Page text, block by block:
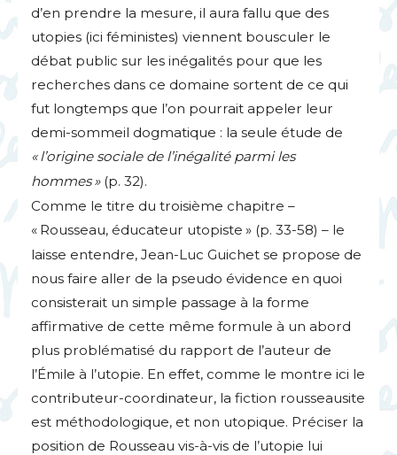
d’en prendre la mesure, il aura fallu que des
utopies (ici féministes) viennent bousculer le
débat public sur les inégalités pour que les
recherches dans ce domaine sortent de ce qui
fut longtemps que l’on pourrait appeler leur
demi-sommeil dogmatique : la seule étude de
« l’origine sociale de l’inégalité parmi les
hommes »(p. 32).
Comme le titre du troisième chapitre –
« Rousseau, éducateur utopiste » (p. 33-58) – le
laisse entendre, Jean-Luc Guichet se propose de
nous faire aller de la pseudo évidence en quoi
consisterait un simple passage à la forme
affirmative de cette même formule à un abord
plus problématisé du rapport de l’auteur de
l’Émile à l’utopie. En effet, comme le montre ici le
contributeur-coordinateur, la fiction rousseausite
est méthodologique, et non utopique. Préciser la
position de Rousseau vis-à-vis de l’utopie lui